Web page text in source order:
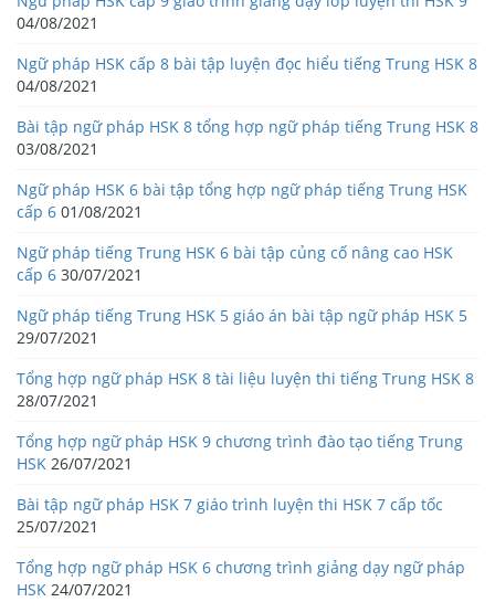
04/08/2021
Ngữ pháp HSK cấp 8 bài tập luyện đọc hiểu tiếng Trung HSK 8
04/08/2021
Bài tập ngữ pháp HSK 8 tổng hợp ngữ pháp tiếng Trung HSK 8
03/08/2021
Ngữ pháp HSK 6 bài tập tổng hợp ngữ pháp tiếng Trung HSK
cấp 6 01/08/2021
Ngữ pháp tiếng Trung HSK 6 bài tập củng cố nâng cao HSK
cấp 6 30/07/2021
Ngữ pháp tiếng Trung HSK 5 giáo án bài tập ngữ pháp HSK 5
29/07/2021
Tổng hợp ngữ pháp HSK 8 tài liệu luyện thi tiếng Trung HSK 8
28/07/2021
Tổng hợp ngữ pháp HSK 9 chương trình đào tạo tiếng Trung
HSK 26/07/2021
Bài tập ngữ pháp HSK 7 giáo trình luyện thi HSK 7 cấp tốc
25/07/2021
Tổng hợp ngữ pháp HSK 6 chương trình giảng dạy ngữ pháp
HSK 24/07/2021